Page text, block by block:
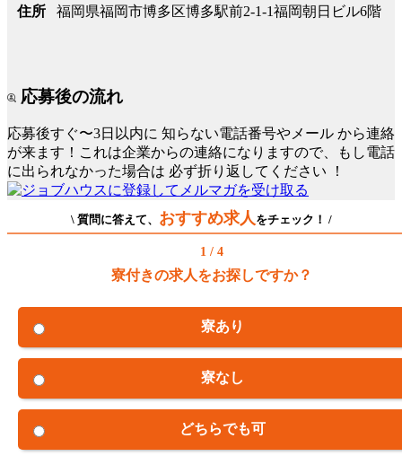
住所 福岡県福岡市博多区博多駅前2-1-1福岡朝日ビル6階
応募後の流れ
応募後すぐ〜3日以内に 知らない電話番号やメール から連絡
が来ます！これは企業からの連絡になりますので、もし電話
に出られなかった場合は 必ず折り返してください ！
\ 質問に答えて、 おすすめ求人をチェック！ /
1 / 4
寮付きの求人をお探しですか？
寮あり
寮なし
どちらでも可